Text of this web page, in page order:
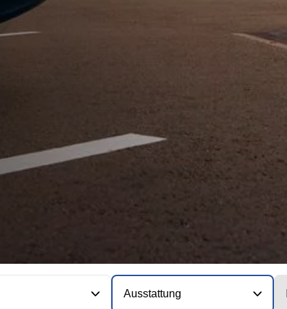
Ausstattung